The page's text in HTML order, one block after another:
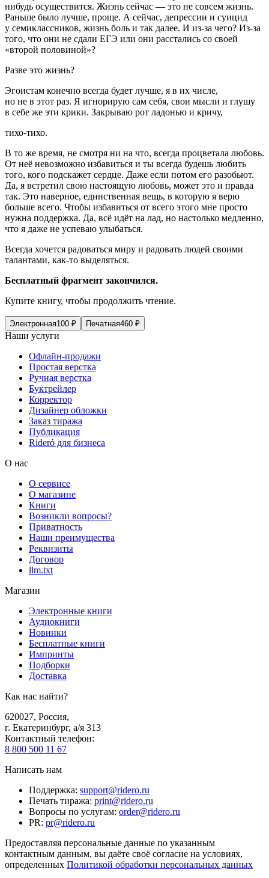
нибудь осуществится. Жизнь сейчас — это не совсем жизнь.
Раньше было лучше, проще. А сейчас, депрессии и суицид
у семиклассников, жизнь боль и так далее. И из-за чего? Из-за
того, что они не сдали ЕГЭ или они расстались со своей
«второй половиной»?
Разве это жизнь?
Эгоистам конечно всегда будет лучше, я в их числе,
но не в этот раз. Я игнорирую сам себя, свои мысли и глушу
в себе же эти крики. Закрываю рот ладонью и кричу,
тихо-тихо.
В то же время, не смотря ни на что, всегда процветала любовь.
От неё невозможно избавиться и ты всегда будешь любить
того, кого подскажет сердце. Даже если потом его разобьют.
Да, я встретил свою настоящую любовь, может это и правда
так. Это наверное, единственная вещь, в которую я верю
больше всего. Чтобы избавиться от всего этого мне просто
нужна поддержка. Да, всё идёт на лад, но настолько медленно,
что я даже не успеваю улыбаться.
Всегда хочется радоваться миру и радовать людей своими
талантами, как-то выделяться.
Бесплатный фрагмент закончился.
Купите книгу, чтобы продолжить чтение.
Электронная100 ₽ Печатная460 ₽
Наши услуги
Офлайн-продажи
Простая верстка
Ручная верстка
Буктрейлер
Корректор
Дизайнер обложки
Заказ тиража
Публикация
Rideró для бизнеса
О нас
О сервисе
О магазине
Книги
Возникли вопросы?
Приватность
Наши преимущества
Реквизиты
Договор
llm.txt
Магазин
Электронные книги
Аудиокниги
Новинки
Бесплатные книги
Импринты
Подборки
Доставка
Как нас найти?
620027, Россия,
г. Екатеринбург, а/я 313
Контактный телефон:
8 800 500 11 67
Написать нам
Поддержка: support@ridero.ru
Печать тиража: print@ridero.ru
Вопросы по услугам: order@ridero.ru
PR: pr@ridero.ru
Предоставляя персональные данные по указанным
контактным данным, вы даёте своё согласие на условиях,
определенных Политикой обработки персональных данных